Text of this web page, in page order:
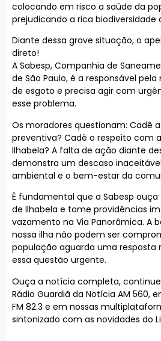
colocando em risco a saúde da
prejudicando a rica biodiversidade
Diante dessa grave situação, o
direto!
A Sabesp, Companhia de
de São Paulo, é a responsável
de esgoto e precisa agir com
esse problema.
Os moradores questionam: Cadê
preventiva? Cadê o respeito com
Ilhabela? A falta de ação diante
demonstra um descaso
ambiental e o bem-estar da
É fundamental que a Sabesp
de Ilhabela e tome providências
vazamento na Via Panorâmica. A
nossa ilha não podem ser
população aguarda uma resposta
essa questão urgente.
Ouça a notícia completa,
Rádio Guardiã da Notícia AM 560,
FM 82.3 e em nossas
sintonizado com as novidades do